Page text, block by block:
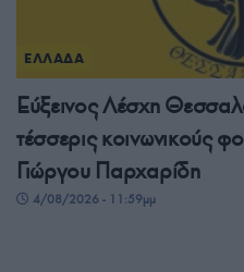
ΕΛΛΑΔΑ
Εύξεινος Λέσχη
τέσσερις κοινωνικούς
Γιώργου Παρχαρίδη
4/08/2026 - 11:59μμ